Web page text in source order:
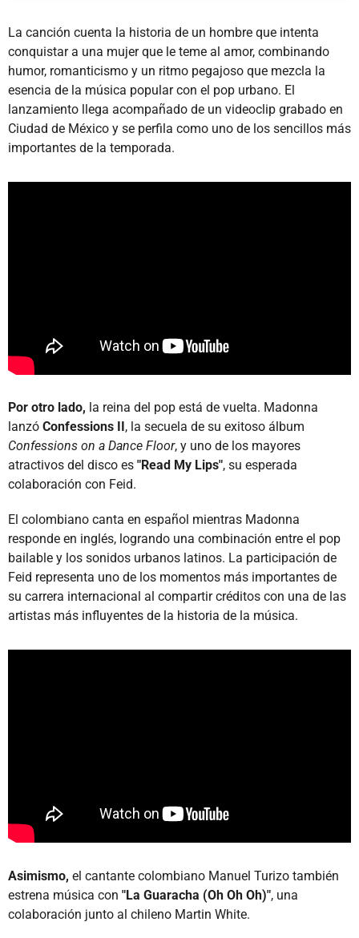
La canción cuenta la historia de un hombre que intenta
conquistar a una mujer que le teme al amor, combinando
humor, romanticismo y un ritmo pegajoso que mezcla la
esencia de la música popular con el pop urbano. El
lanzamiento llega acompañado de un videoclip grabado en
Ciudad de México y se perfila como uno de los sencillos más
importantes de la temporada.
Por otro lado, la reina del pop está de vuelta. Madonna
lanzó Confessions II , la secuela de su exitoso álbum
Confessions on a Dance Floor, y uno de los mayores
atractivos del disco es "Read My Lips", su esperada
colaboración con Feid.
El colombiano canta en español mientras Madonna
responde en inglés, logrando una combinación entre el pop
bailable y los sonidos urbanos latinos. La participación de
Feid representa uno de los momentos más importantes de
su carrera internacional al compartir créditos con una de las
artistas más influyentes de la historia de la música.
Asimismo, el cantante colombiano Manuel Turizo también
estrena música con "La Guaracha (Oh Oh Oh)", una
colaboración junto al chileno Martin White.